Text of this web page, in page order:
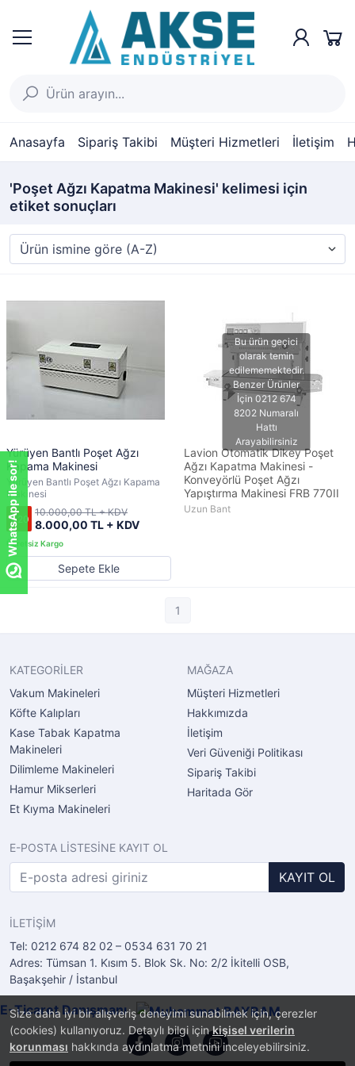
Anasayfa Sipariş Takibi Müşteri Hizmetleri İletişim
Size daha iyi bir alışveriş deneyimi sunabilmek için, çerezler
(cookies) kullanıyoruz. Detaylı bilgi içinkişisel verilerin
korunması hakkında aydınlatma metnini inceleyebilirsiniz.
'Poşet Ağzı Kapatma Makinesi' kelimesi için
etiket sonuçları
Yürüyen Bantlı Poşet Ağzı
Kapama Makinesi
Yürüyen Bantlı Poşet Ağzı Kapama
Makinesi
%20 8.000,00 TL + KDV
10.000,00 TL + KDV
Sepete Ekle
Lavion Otomatik Dikey Poşet
Ağzı Kapatma Makinesi -
Konveyörlü Poşet Ağzı
Yapıştırma Makinesi FRB 770II
Uzun Bant
1
KATEGORİLER
Vakum Makineleri
Köfte Kalıpları
Kase Tabak Kapatma
Makineleri
Dilimleme Makineleri
Hamur Mikserleri
Et Kıyma Makineleri
MAĞAZA
Müşteri Hizmetleri
Hakkımızda
İletişim
Veri Güveniği Politikası
Sipariş Takibi
Haritada Gör
E-POSTA LİSTESİNE KAYIT OL
KAYIT OL
İLETİŞİM
Tel: 0212 674 82 02 – 0534 631 70 21
Adres: Tümsan 1. Kısım 5. Blok Sk. No: 2/2 İkitelli OSB,
Başakşehir / İstanbul
E-Ticaret Danışmanı
WhatsApp ile sor!